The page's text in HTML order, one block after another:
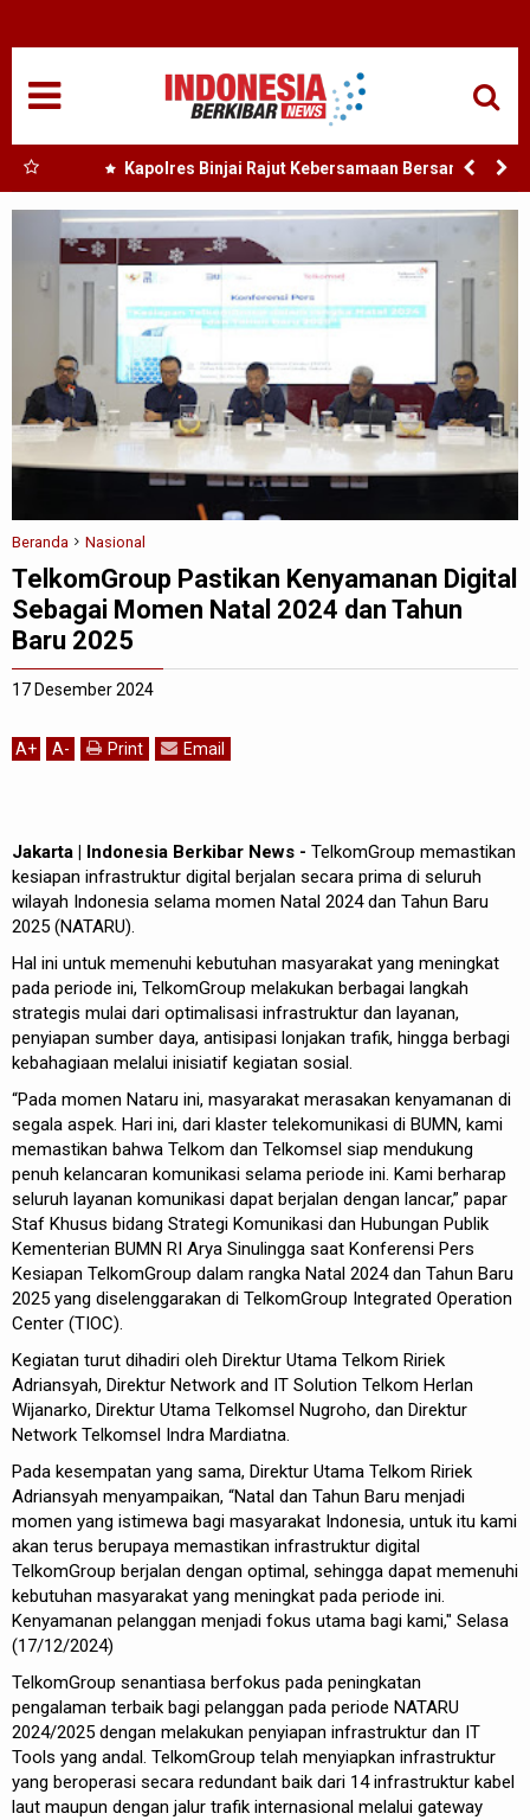
Kapolres Binjai Rajut Kebersamaan Bersama
Komunitas Ojek Online Kota Binjai
Beranda Nasional
TelkomGroup Pastikan Kenyamanan Digital
Sebagai Momen Natal 2024 dan Tahun
Baru 2025
17 Desember 2024
A+ A- Print Email
Jakarta | Indonesia Berkibar News - TelkomGroup memastikan
kesiapan infrastruktur digital berjalan secara prima di seluruh
wilayah Indonesia selama momen Natal 2024 dan Tahun Baru
2025 (NATARU).
Hal ini untuk memenuhi kebutuhan masyarakat yang meningkat
pada periode ini, TelkomGroup melakukan berbagai langkah
strategis mulai dari optimalisasi infrastruktur dan layanan,
penyiapan sumber daya, antisipasi lonjakan trafik, hingga berbagi
kebahagiaan melalui inisiatif kegiatan sosial.
“Pada momen Nataru ini, masyarakat merasakan kenyamanan di
segala aspek. Hari ini, dari klaster telekomunikasi di BUMN, kami
memastikan bahwa Telkom dan Telkomsel siap mendukung
penuh kelancaran komunikasi selama periode ini. Kami berharap
seluruh layanan komunikasi dapat berjalan dengan lancar,” papar
Staf Khusus bidang Strategi Komunikasi dan Hubungan Publik
Kementerian BUMN RI Arya Sinulingga saat Konferensi Pers
Kesiapan TelkomGroup dalam rangka Natal 2024 dan Tahun Baru
2025 yang diselenggarakan di TelkomGroup Integrated Operation
Center (TIOC).
Kegiatan turut dihadiri oleh Direktur Utama Telkom Ririek
Adriansyah, Direktur Network and IT Solution Telkom Herlan
Wijanarko, Direktur Utama Telkomsel Nugroho, dan Direktur
Network Telkomsel Indra Mardiatna.
Pada kesempatan yang sama, Direktur Utama Telkom Ririek
Adriansyah menyampaikan, “Natal dan Tahun Baru menjadi
momen yang istimewa bagi masyarakat Indonesia, untuk itu kami
akan terus berupaya memastikan infrastruktur digital
TelkomGroup berjalan dengan optimal, sehingga dapat memenuhi
kebutuhan masyarakat yang meningkat pada periode ini.
Kenyamanan pelanggan menjadi fokus utama bagi kami," Selasa
(17/12/2024)
TelkomGroup senantiasa berfokus pada peningkatan
pengalaman terbaik bagi pelanggan pada periode NATARU
2024/2025 dengan melakukan penyiapan infrastruktur dan IT
Tools yang andal. TelkomGroup telah menyiapkan infrastruktur
yang beroperasi secara redundant baik dari 14 infrastruktur kabel
laut maupun dengan jalur trafik internasional melalui gateway
NASIONAL
SUMUT
MEDAN
TANJUNGBALAI
EDUKASI
ADVETORIAL